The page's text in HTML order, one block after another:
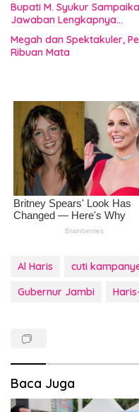
Bupati M. Syukur
Jawaban Lengkapnya…
Megah dan Spektakuler,
Ribuan Mata
Al Haris cuti
Gubernur Jambi
Baca Juga